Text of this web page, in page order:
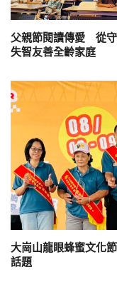
父親節閱讀傳愛 從
失智友善全齡家庭
大崗山龍眼蜂蜜文化
話題